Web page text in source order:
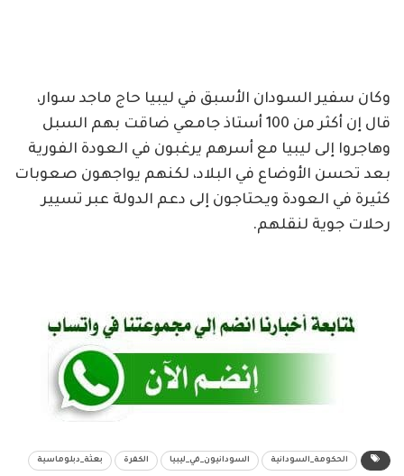
وكان سفير السودان الأسبق في ليبيا حاج ماجد سوار،
قال إن أكثر من 100 أستاذ جامعي ضاقت بهم السبل
وهاجروا إلى ليبيا مع أسرهم يرغبون في العودة الفورية
بعد تحسن الأوضاع في البلاد، لكنهم يواجهون صعوبات
كثيرة في العودة ويحتاجون إلى دعم الدولة عبر تسيير
رحلات جوية لنقلهم.
الحكومة_السودانية السودانيون_في_ليبيا الكفرة بعثة_دبلوماسية